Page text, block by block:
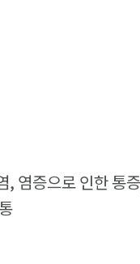
, 염증으로 인한 통